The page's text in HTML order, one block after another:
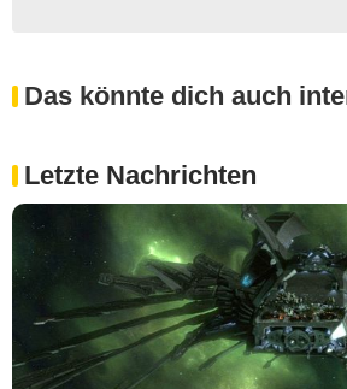
Das könnte dich auch
Letzte Nachrichten